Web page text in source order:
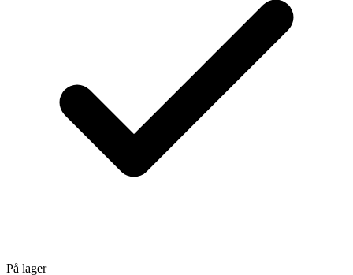
På lager